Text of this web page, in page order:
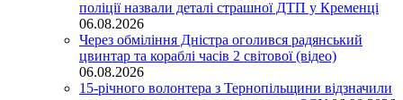
поліції назвали деталі страшної ДТП у Кременці
06.08.2026
Через обміління Дністра оголився радянський
цвинтар та кораблі часів 2 світової (відео)
06.08.2026
15-річного волонтера з Тернопільщини відзначили